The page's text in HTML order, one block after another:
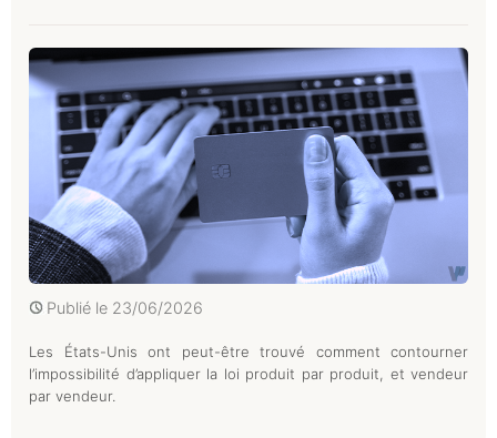
Publié le 23/06/2026
Les États-Unis ont peut-être trouvé comment contourner
l’impossibilité d’appliquer la loi produit par produit, et vendeur
par vendeur.